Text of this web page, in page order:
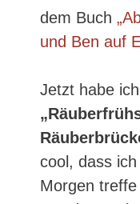
dem Buch
und Ben auf
Jetzt habe
cool, dass
Morgen